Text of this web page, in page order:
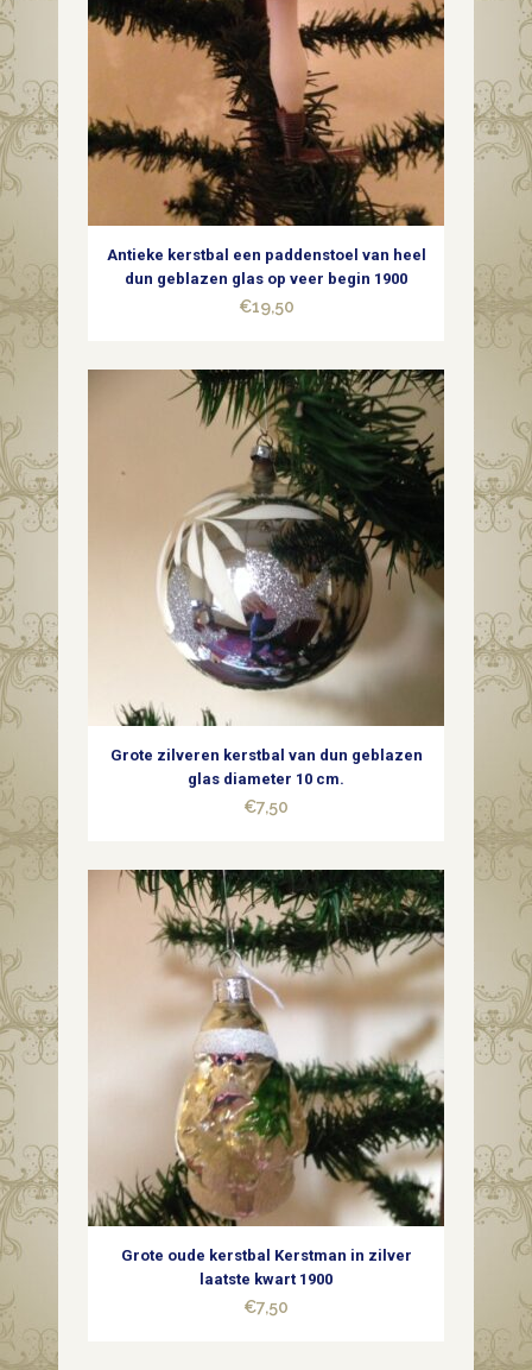
Antieke kerstbal een paddenstoel van heel
dun geblazen glas op veer begin 1900
€19,50
Grote zilveren kerstbal van dun geblazen
glas diameter 10 cm.
€7,50
Grote oude kerstbal Kerstman in zilver
laatste kwart 1900
€7,50